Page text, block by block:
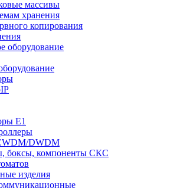
массивы
хранения
копирования
оборудование
E1
DWDM
боксы, компоненты СКС
изделия